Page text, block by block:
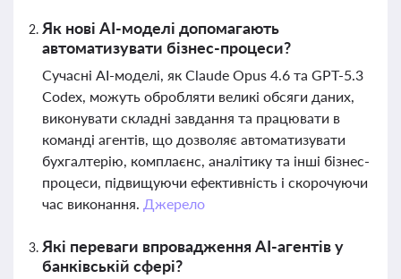
Як нові AI-моделі допомагають
автоматизувати бізнес-процеси?
Сучасні AI-моделі, як Claude Opus 4.6 та GPT-5.3
Codex, можуть обробляти великі обсяги даних,
виконувати складні завдання та працювати в
команді агентів, що дозволяє автоматизувати
бухгалтерію, комплаєнс, аналітику та інші бізнес-
процеси, підвищуючи ефективність і скорочуючи
час виконання. Джерело
Які переваги впровадження AI-агентів у
банківській сфері?